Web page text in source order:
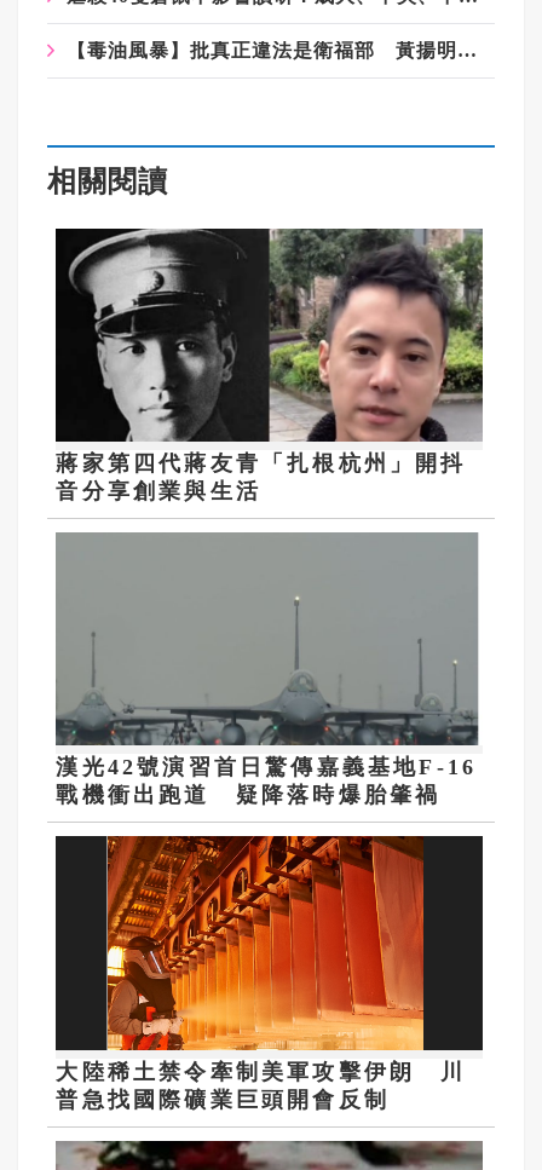
【毒油風暴】批真正違法是衛福部 黃揚明揭：這才是毒害台灣的兇手
相關閱讀
蔣家第四代蔣友青「扎根杭州」開抖
音分享創業與生活
漢光42號演習首日驚傳嘉義基地F-16
戰機衝出跑道 疑降落時爆胎肇禍
大陸稀土禁令牽制美軍攻擊伊朗 川
普急找國際礦業巨頭開會反制